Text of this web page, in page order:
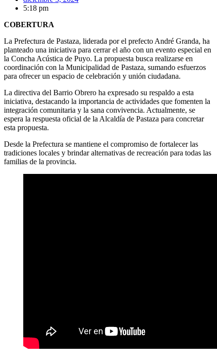
5:18 pm
COBERTURA
La Prefectura de Pastaza, liderada por el prefecto André Granda, ha
planteado una iniciativa para cerrar el año con un evento especial en
la Concha Acústica de Puyo. La propuesta busca realizarse en
coordinación con la Municipalidad de Pastaza, sumando esfuerzos
para ofrecer un espacio de celebración y unión ciudadana.
La directiva del Barrio Obrero ha expresado su respaldo a esta
iniciativa, destacando la importancia de actividades que fomenten la
integración comunitaria y la sana convivencia. Actualmente, se
espera la respuesta oficial de la Alcaldía de Pastaza para concretar
esta propuesta.
Desde la Prefectura se mantiene el compromiso de fortalecer las
tradiciones locales y brindar alternativas de recreación para todas las
familias de la provincia.